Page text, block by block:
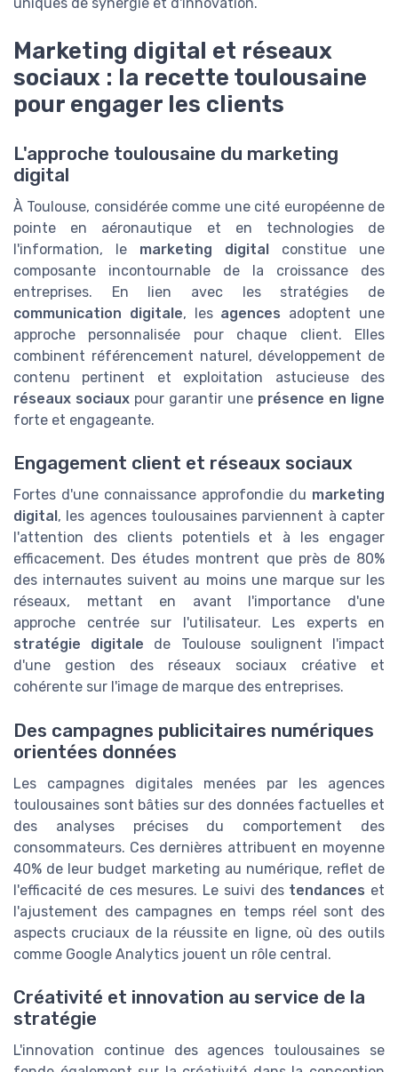
Marketing digital et réseaux
sociaux : la recette toulousaine
pour engager les clients
L'approche toulousaine du marketing
digital
À Toulouse, considérée comme une cité européenne de
pointe en aéronautique et en technologies de
l'information, le marketing digital constitue une
composante incontournable de la croissance des
entreprises. En lien avec les stratégies de
communication digitale, les agences adoptent une
approche personnalisée pour chaque client. Elles
combinent référencement naturel, développement de
contenu pertinent et exploitation astucieuse des
réseaux sociaux pour garantir une présence en ligne
forte et engageante.
Engagement client et réseaux sociaux
Fortes d'une connaissance approfondie du marketing
digital , les agences toulousaines parviennent à capter
l'attention des clients potentiels et à les engager
efficacement. Des études montrent que près de 80%
des internautes suivent au moins une marque sur les
réseaux, mettant en avant l'importance d'une
approche centrée sur l'utilisateur. Les experts en
stratégie digitale de Toulouse soulignent l'impact
d'une gestion des réseaux sociaux créative et
cohérente sur l'image de marque des entreprises.
Des campagnes publicitaires numériques
orientées données
Les campagnes digitales menées par les agences
toulousaines sont bâties sur des données factuelles et
des analyses précises du comportement des
consommateurs. Ces dernières attribuent en moyenne
40% de leur budget marketing au numérique, reflet de
l'efficacité de ces mesures. Le suivi des tendances et
l'ajustement des campagnes en temps réel sont des
aspects cruciaux de la réussite en ligne, où des outils
comme Google Analytics jouent un rôle central.
Créativité et innovation au service de la
stratégie
L'innovation continue des agences toulousaines se